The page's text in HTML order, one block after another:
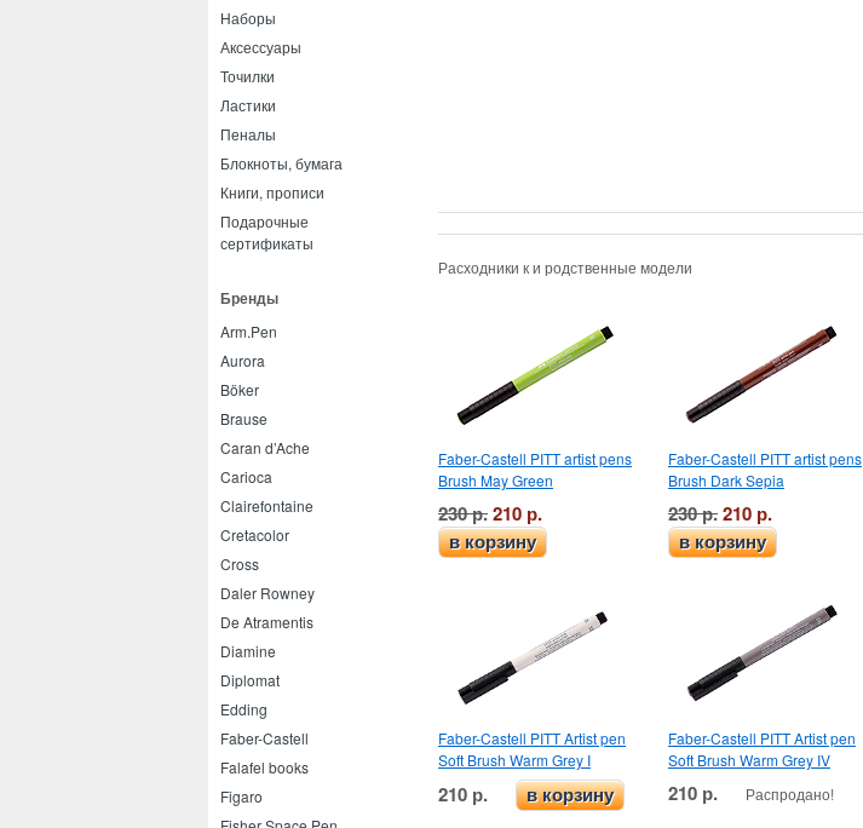
Наборы
Аксессуары
Точилки
Ластики
Пеналы
Блокноты, бумага
Книги, прописи
Подарочные
сертификаты
Бренды
Arm.Pen
Aurora
Böker
Brause
Caran d’Ache
Carioca
Clairefontaine
Cretacolor
Cross
Daler Rowney
De Atramentis
Diamine
Diplomat
Edding
Faber-Castell
Falafel books
Figaro
Расходники к и родственные модели
Faber-Castell PITT artist pens
Brush May Green
230 р.210 р.
в корзину
Faber-Castell PITT artist pens
Brush Dark Sepia
230 р.210 р.
в корзину
Faber-Castell PITT Artist pen
Soft Brush Warm Grey I
210 р. в корзину
Faber-Castell PITT Artist pen
Soft Brush Warm Grey IV
210 р. Распродано!